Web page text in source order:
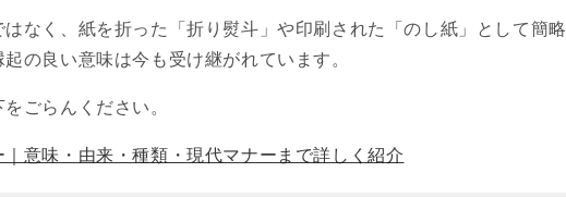
なく、紙を折った「折り熨斗」や印刷された「のし紙」として簡略
の良い意味は今も受け継がれています。
ごらんください。
意味・由来・種類・現代マナーまで詳しく紹介